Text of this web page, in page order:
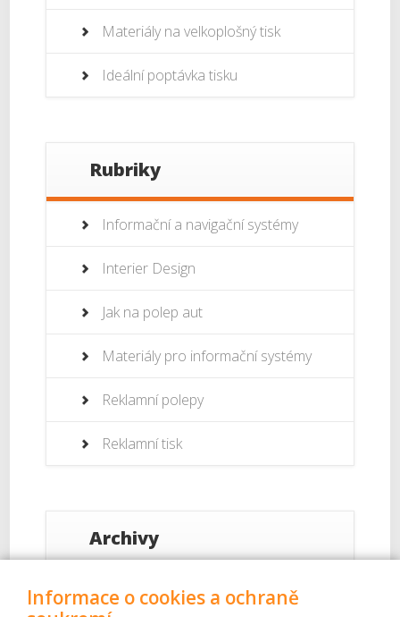
Materiály na velkoplošný tisk
Ideální poptávka tisku
Rubriky
Informační a navigační systémy
Interier Design
Jak na polep aut
Materiály pro informační systémy
Reklamní polepy
Reklamní tisk
Archivy
Září 2017
Informace o cookies a ochraně